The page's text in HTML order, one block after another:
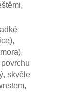
skvěle